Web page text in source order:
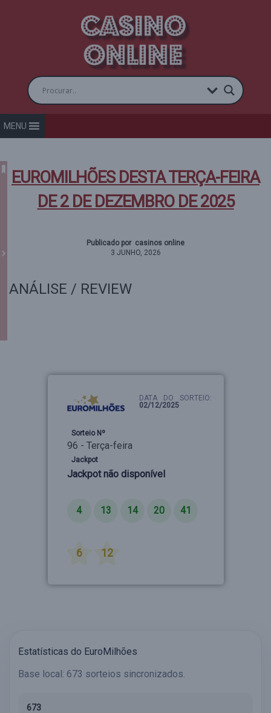
MENU
EUROMILHÕES DESTA TERÇA-FEIRA
DE 2 DE DEZEMBRO DE 2025
Publicado por casinos online
3 JUNHO, 2026
ANÁLISE / REVIEW
DATA DO SORTEIO:
02/12/2025
Sorteio Nº
96 - Terça-feira
Jackpot
Jackpot não disponível
4 13 14 20 41
6 12
Estatísticas do EuroMilhões
Base local: 673 sorteios sincronizados.
673